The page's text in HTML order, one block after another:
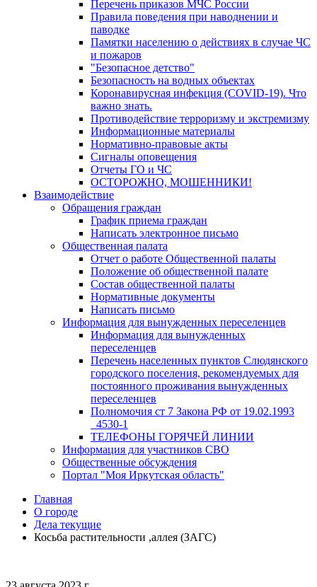
Перечень приказов МЧС России
Правила поведения при наводнении и
паводке
Памятки населению о действиях в случае ЧС
и пожаров
"Безопасное детство"
Безопасность на водных объектах
Коронавирусная инфекция (COVID-19). Что
важно знать.
Противодействие терроризму и экстремизму
Информационные материалы
Нормативно-правовые акты
Сигналы оповещения
Отчеты ГО и ЧС
ОСТОРОЖНО, МОШЕННИКИ!
Взаимодействие
Обращения граждан
График приема граждан
Написать электронное письмо
Общественная палата
Отчет о работе Общественной палаты
Положение об общественной палате
Состав общественной палаты
Нормативные документы
Написать письмо
Информация для вынужденных переселенцев
Информация для вынужденных
переселенцев
Перечень населенных пунктов Слюдянского
городского поселения, рекомендуемых для
постоянного проживания вынужденных
переселенцев
Полномочия ст 7 Закона РФ от 19.02.1993
_4530-1
ТЕЛЕФОНЫ ГОРЯЧЕЙ ЛИНИИ
Информация для участников СВО
Общественные обсуждения
Портал "Моя Иркутская область"
Главная
О городе
Дела текущие
Косьба растительности ,аллея (ЗАГС)